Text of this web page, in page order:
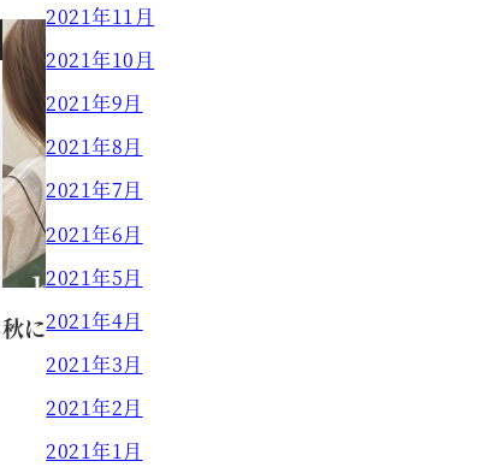
秋におすすめカラー【MASAKI】
MASAKI
2021年11月
2021年10月
2021年9月
2021年8月
2021年7月
2021年6月
2021年5月
2021年4月
2021年3月
2021年2月
2021年1月